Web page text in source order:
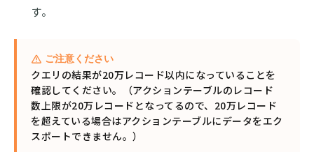
す。
ご注意ください
クエリの結果が20万レコード以内になっていることを
確認してください。（アクションテーブルのレコード
数上限が20万レコードとなってるので、20万レコード
を超えている場合はアクションテーブルにデータをエク
スポートできません。）